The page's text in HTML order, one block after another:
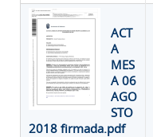
ACT
A
MES
A 06
AGO
STO
2018 firmada.pdf